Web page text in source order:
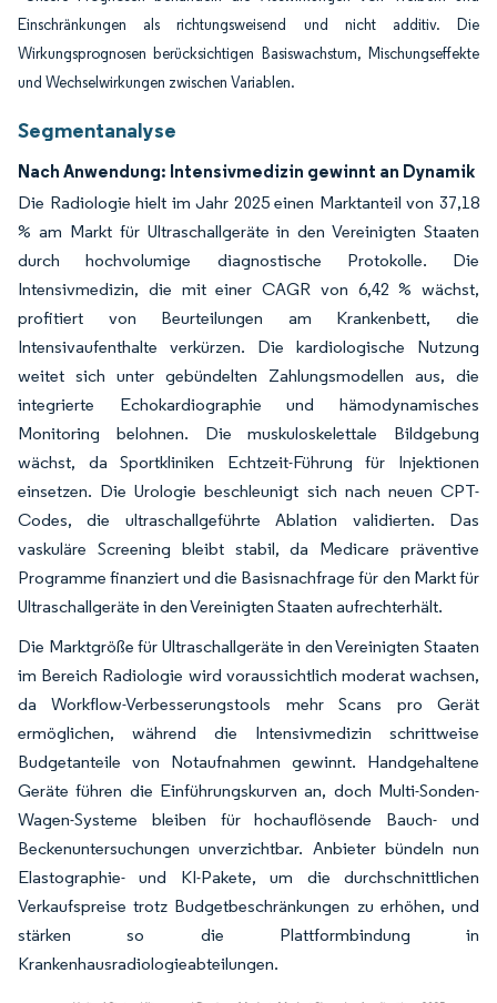
Einschränkungen als richtungsweisend und nicht additiv. Die
Wirkungsprognosen berücksichtigen Basiswachstum, Mischungseffekte
und Wechselwirkungen zwischen Variablen.
Segmentanalyse
Nach Anwendung: Intensivmedizin gewinnt an Dynamik
Die Radiologie hielt im Jahr 2025 einen Marktanteil von 37,18
% am Markt für Ultraschallgeräte in den Vereinigten Staaten
durch hochvolumige diagnostische Protokolle. Die
Intensivmedizin, die mit einer CAGR von 6,42 % wächst,
profitiert von Beurteilungen am Krankenbett, die
Intensivaufenthalte verkürzen. Die kardiologische Nutzung
weitet sich unter gebündelten Zahlungsmodellen aus, die
integrierte Echokardiographie und hämodynamisches
Monitoring belohnen. Die muskuloskelettale Bildgebung
wächst, da Sportkliniken Echtzeit-Führung für Injektionen
einsetzen. Die Urologie beschleunigt sich nach neuen CPT-
Codes, die ultraschallgeführte Ablation validierten. Das
vaskuläre Screening bleibt stabil, da Medicare präventive
Programme finanziert und die Basisnachfrage für den Markt für
Ultraschallgeräte in den Vereinigten Staaten aufrechterhält.
Die Marktgröße für Ultraschallgeräte in den Vereinigten Staaten
im Bereich Radiologie wird voraussichtlich moderat wachsen,
da Workflow-Verbesserungstools mehr Scans pro Gerät
ermöglichen, während die Intensivmedizin schrittweise
Budgetanteile von Notaufnahmen gewinnt. Handgehaltene
Geräte führen die Einführungskurven an, doch Multi-Sonden-
Wagen-Systeme bleiben für hochauflösende Bauch- und
Beckenuntersuchungen unverzichtbar. Anbieter bündeln nun
Elastographie- und KI-Pakete, um die durchschnittlichen
Verkaufspreise trotz Budgetbeschränkungen zu erhöhen, und
stärken so die Plattformbindung in
Krankenhausradiologieabteilungen.